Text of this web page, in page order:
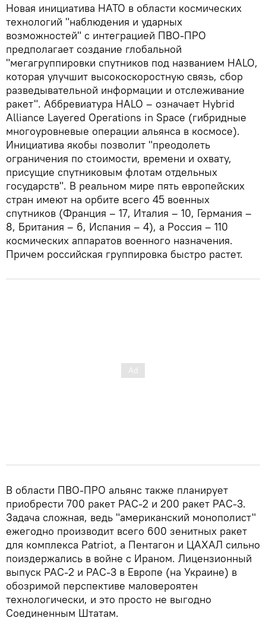
Новая инициатива НАТО в области космических
технологий "наблюдения и ударных
возможностей" с интеграцией ПВО-ПРО
предполагает создание глобальной
"мегагруппировки спутников под названием HALO,
которая улучшит высокоскоростную связь, сбор
разведывательной информации и отслеживание
ракет". Аббревиатура HALO – означает Hybrid
Alliance Layered Operations in Space (гибридные
многоуровневые операции альянса в космосе).
Инициатива якобы позволит "преодолеть
ограничения по стоимости, времени и охвату,
присущие спутниковым флотам отдельных
государств". В реальном мире пять европейских
стран имеют на орбите всего 45 военных
спутников (Франция – 17, Италия – 10, Германия –
8, Британия – 6, Испания – 4), а Россия – 110
космических аппаратов военного назначения.
Причем российская группировка быстро растет.
В области ПВО-ПРО альянс также планирует
приобрести 700 ракет PAC-2 и 200 ракет PAC-3.
Задача сложная, ведь "американский монополист"
ежегодно производит всего 600 зенитных ракет
для комплекса Patriot, а Пентагон и ЦАХАЛ сильно
поиздержались в войне с Ираном. Лицензионный
выпуск PAC-2 и PAC-3 в Европе (на Украине) в
обозримой перспективе маловероятен
технологически, и это просто не выгодно
Соединенным Штатам.